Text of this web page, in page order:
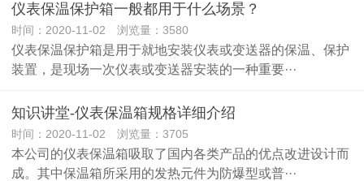
仪表保温保护箱一般都用于什么场景？
时间：2020-11-02 浏览量：3580
仪表保温保护箱是用于就地安装仪表或变送器的保温、保护
装置，是现场一次仪表或变送器安装的一种重要···
知识讲堂-仪表保温箱规格详细介绍
时间：2020-11-02 浏览量：3705
本公司的仪表保温箱吸取了国内各类产品的优点改进设计而
成。其中保温箱所采用的发热元件为防爆型或普···